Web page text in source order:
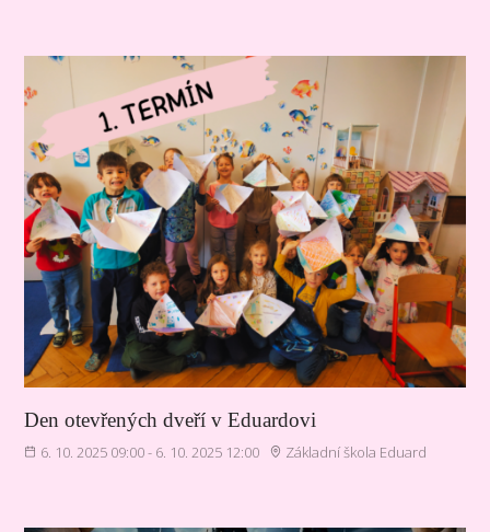
Den otevřených dveří v Eduardovi
6. 10. 2025 09:00 - 6. 10. 2025 12:00 Základní škola Eduard